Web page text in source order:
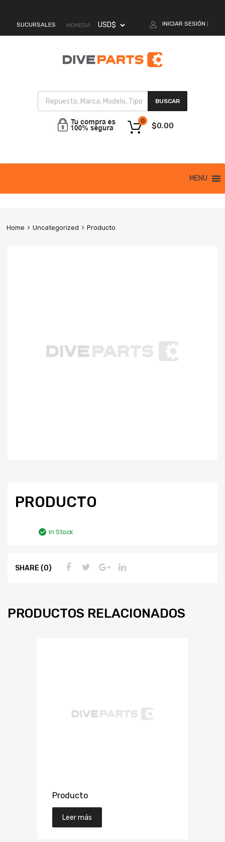
SUCURSALES MONEDA INICIAR SESIÓN
BUSCAR
$0.00
0
MENU
Home Uncategorized Producto
PRODUCTO
In Stock
SHARE (0)
PRODUCTOS RELACIONADOS
Producto
Leer más